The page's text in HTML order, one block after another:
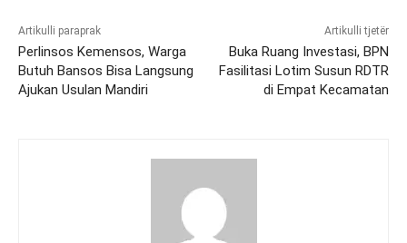
Artikulli paraprak
Perlinsos Kemensos, Warga
Butuh Bansos Bisa Langsung
Ajukan Usulan Mandiri
Artikulli tjetër
Buka Ruang Investasi, BPN
Fasilitasi Lotim Susun RDTR
di Empat Kecamatan